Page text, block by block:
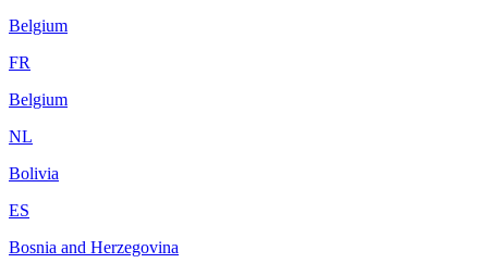
Belgium
FR
Belgium
NL
Bolivia
ES
Bosnia and Herzegovina